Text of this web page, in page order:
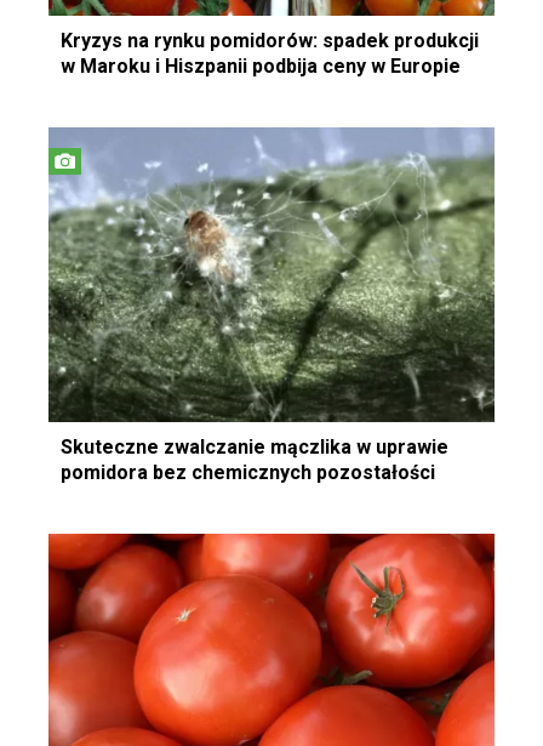
Kryzys na rynku pomidorów: spadek produkcji
w Maroku i Hiszpanii podbija ceny w Europie
Skuteczne zwalczanie mączlika w uprawie
pomidora bez chemicznych pozostałości